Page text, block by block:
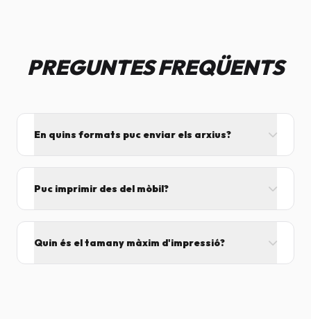
PREGUNTES FREQÜENTS
En quins formats puc enviar els arxius?
Word i Excel.
Puc imprimir des del mòbil?
Quin és el tamany màxim d'impressió?